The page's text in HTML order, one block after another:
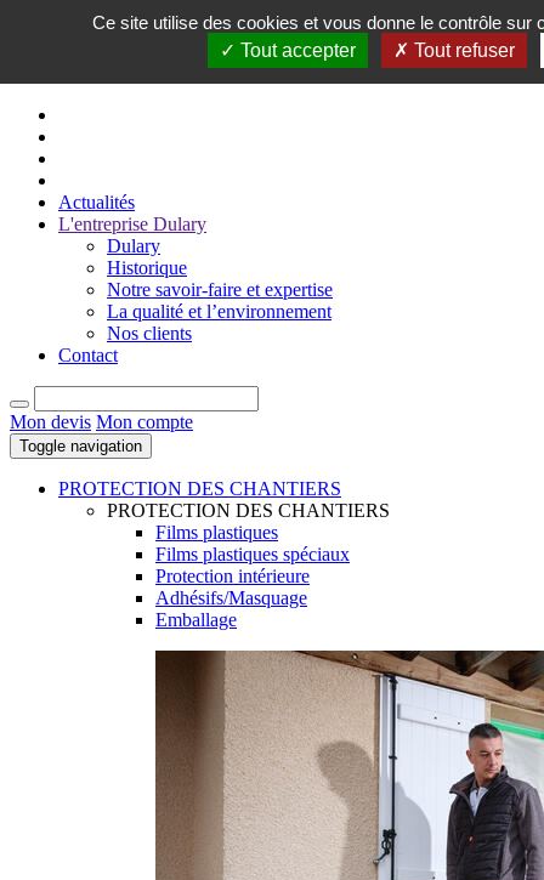
Actualités
L'entreprise Dulary
Dulary
Historique
Notre savoir-faire et expertise
La qualité et l’environnement
Nos clients
Contact
Mon devis Mon compte
Toggle navigation
PROTECTION DES CHANTIERS
PROTECTION DES CHANTIERS
Films plastiques
Films plastiques spéciaux
Protection intérieure
Adhésifs/Masquage
Emballage
Ce site utilise des cookies et vous donne le contrôle sur
Tout accepter
Tout refuser